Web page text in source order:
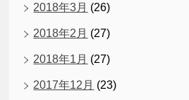
2018年3月 (26)
2018年2月 (27)
2018年1月 (27)
2017年12月 (23)